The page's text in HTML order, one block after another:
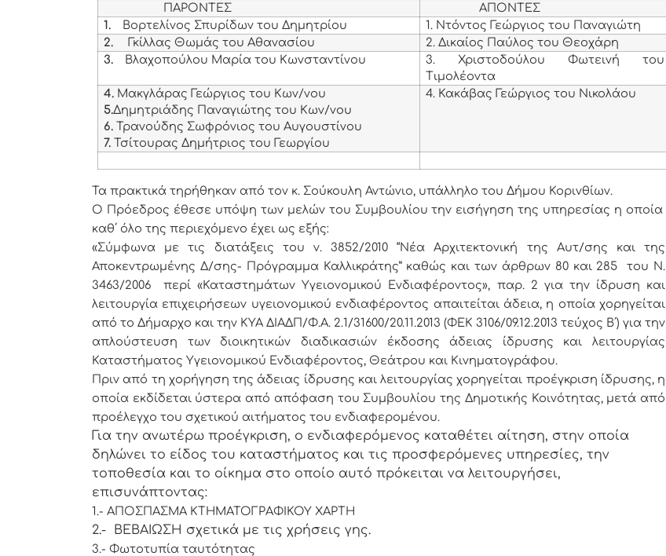
ΠΑΡΟΝΤΕΣ
ΑΠΟΝΤΕΣ
1.
Βορτελίνος Σπυρίδων του Δημητρίου
1. Ντόντος Γεώργιος του Παναγιώτη
2.
Γκίλλας Θωμάς του Αθανασίου
2. Δικαίος Παύλος του Θεοχάρη
3.
Βλαχοπούλου Μαρία του Κωνσταντίνου
3. Χριστοδούλου Φωτεινή του
Τιμολέοντα
4. Μακγλάρας Γεώργιος του Κων/νου
5.Δημητριάδης Παναγιώτης του Κων/νου
6. Τρανούδης Σωφρόνιος του Αυγουστίνου
7. Τσίτουρας Δημήτριος του Γεωργίου
4. Κακάβας Γεώργιος του Νικολάου
Τα πρακτικά τηρήθηκαν από τον κ. Σούκουλη Αντώνιο, υπάλληλο του Δήμου Κορινθίων.
Ο Πρόεδρος έθεσε υπόψη των μελών του Συμβουλίου την εισήγηση της υπηρεσίας η οποία
καθ΄ όλο της περιεχόμενο έχει ως εξής:
«Σύμφωνα με τις διατάξεις του ν. 3852/2010 “Νέα Αρχιτεκτονική της Αυτ/σης και της
Αποκεντρωμένης Δ/σης- Πρόγραμμα Καλλικράτης” καθώς και των άρθρων 80 και 285 του Ν.
3463/2006 περί «Καταστημάτων Υγειονομικού Ενδιαφέροντος», παρ. 2 για την ίδρυση και
λειτουργία επιχειρήσεων υγειονομικού ενδιαφέροντος απαιτείται άδεια, η οποία χορηγείται
από το Δήμαρχο και την ΚΥΑ ΔΙΑΔΠ/Φ.Α. 2.1/31600/20.11.2013 (ΦΕΚ 3106/09.12.2013 τεύχος Β΄) για την
απλούστευση των διοικητικών διαδικασιών έκδοσης άδειας ίδρυσης και λειτουργίας
Καταστήματος Υγειονομικού Ενδιαφέροντος, Θεάτρου και Κινηματογράφου.
Πριν από τη χορήγηση της άδειας ίδρυσης και λειτουργίας χορηγείται προέγκριση ίδρυσης, η
οποία εκδίδεται ύστερα από απόφαση του Συμβουλίου της Δημοτικής Κοινότητας, μετά από
προέλεγχο του σχετικού αιτήματος του ενδιαφερομένου.
Για την ανωτέρω προέγκριση, ο ενδιαφερόμενος καταθέτει αίτηση, στην οποία
δηλώνει το είδος του καταστήματος και τις προσφερόμενες υπηρεσίες, την
τοποθεσία και το οίκημα στο οποίο αυτό πρόκειται να λειτουργήσει,
επισυνάπτοντας:
1.- ΑΠΟΣΠΑΣΜΑ ΚΤΗΜΑΤΟΓΡΑΦΙΚΟΥ ΧΑΡΤΗ
2.- ΒΕΒΑΙΩΣΗ σχετικά με τις χρήσεις γης.
3.- Φωτοτυπία ταυτότητας